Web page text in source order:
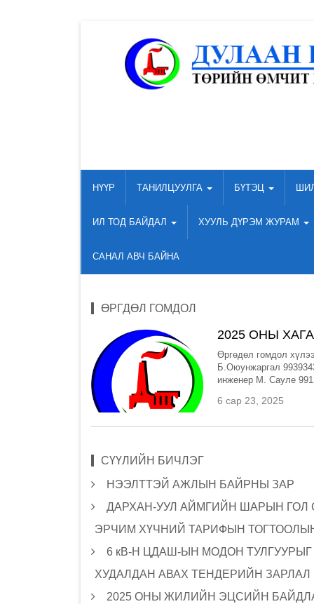
НҮҮР ТАНИЛЦУУЛГА БҮТЭЦ
ИЛ ТОД БАЙДАЛ ХУУЛЬ ДҮРЭМ ЖУРАМ
САНАЛ АВЧ БАЙНА
ӨРГДӨЛ ГОМДОЛ
2025 ОНЫ
Өргөдөл гомдол
Б.Оюунжаргал
инженер М. Сауле
6 сар 23, 2025
СҮҮЛИЙН БИЧЛЭГ
НЭЭЛТТЭЙ АЖЛЫН БАЙРНЫ ЗАР
ДАРХАН-УУЛ АЙМГИЙН ШАРЫН ГОЛ
ЭРЧИМ ХҮЧНИЙ ТАРИФЫН
6 кВ-Н ЦДАШ-ЫН МОДОН
ХУДАЛДАН АВАХ ТЕНДЕРИЙН ЗАРЛАЛ
2025 ОНЫ ЖИЛИЙН ЭЦСИЙН